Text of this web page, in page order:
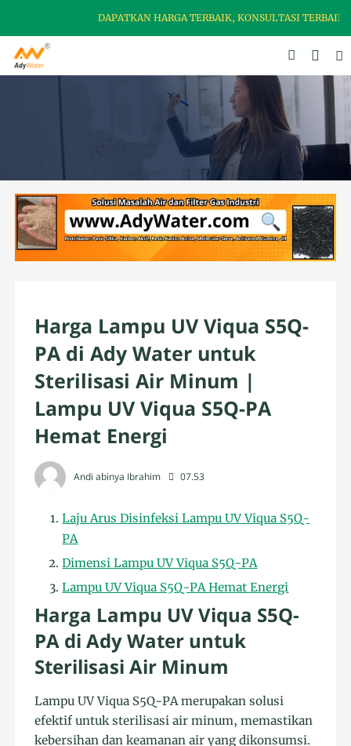
DAPATKAN HARGA TERBAIK, KONSULTASI TERBAIK &
Harga Lampu UV Viqua S5Q-
PA di Ady Water untuk
Sterilisasi Air Minum |
Lampu UV Viqua S5Q-PA
Hemat Energi
Andi abinya Ibrahim 07.53
Laju Arus Disinfeksi Lampu UV Viqua S5Q-
PA
Dimensi Lampu UV Viqua S5Q-PA
Lampu UV Viqua S5Q-PA Hemat Energi
Harga Lampu UV Viqua S5Q-
PA di Ady Water untuk
Sterilisasi Air Minum
Lampu UV Viqua S5Q-PA merupakan solusi
efektif untuk sterilisasi air minum, memastikan
kebersihan dan keamanan air yang dikonsumsi.